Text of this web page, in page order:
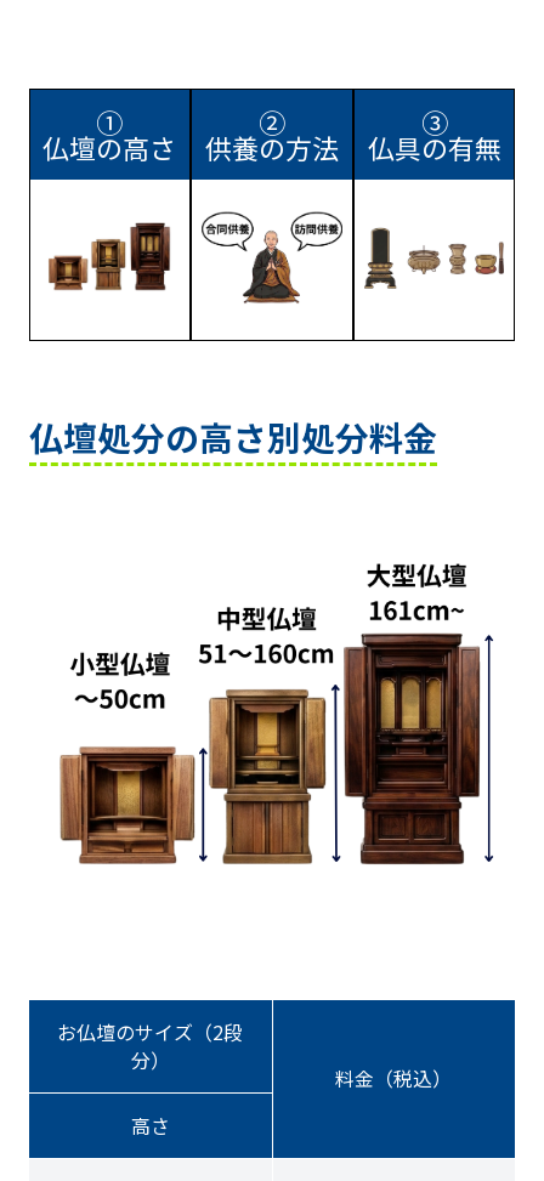
①
仏壇の高さ
②
供養の方法
③
仏具の有無
仏壇処分の高さ別処分料金
お仏壇のサイズ（2段
分）
料金（税込）
高さ